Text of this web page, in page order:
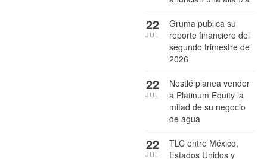
Gruma publica su
reporte financiero del
segundo trimestre de
2026
22
JUL
Nestlé planea vender
a Platinum Equity la
mitad de su negocio
de agua
22
JUL
TLC entre México,
Estados Unidos y
22
JUL